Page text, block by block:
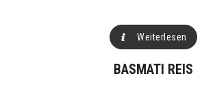
Weiterlesen
BASMATI REIS